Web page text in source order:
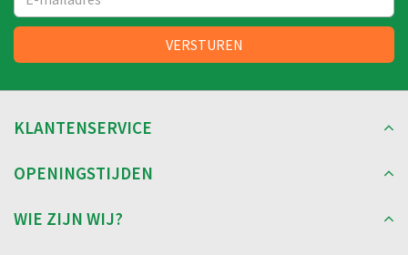
KLANTENSERVICE
OPENINGSTIJDEN
WIE ZIJN WIJ?